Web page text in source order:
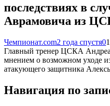
последствиях в
Аврамовича из
Чемпионат.com2 года спустя0
Главный тренер ЦСКА
мнением о возможном уходе
атакующего защитника
Навигация по